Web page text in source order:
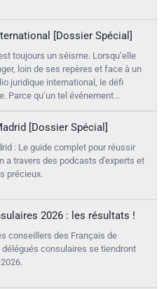
[Dossier Spécial]
toujours un séisme. Lorsqu’elle
loin de ses repères et face à un
juridique international, le défi
Parce qu’un tel événement…
[Dossier Spécial]
: Le guide complet pour réussir
a travers des podcasts d'experts et
précieux.
2026 : les résultats !
conseillers des Français de
délégués consulaires se tiendront